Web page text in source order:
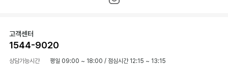
고객센터
1544-9020
상담가능시간 평일 09:00 ~ 18:00 / 점심시간 12:15 ~ 13:15